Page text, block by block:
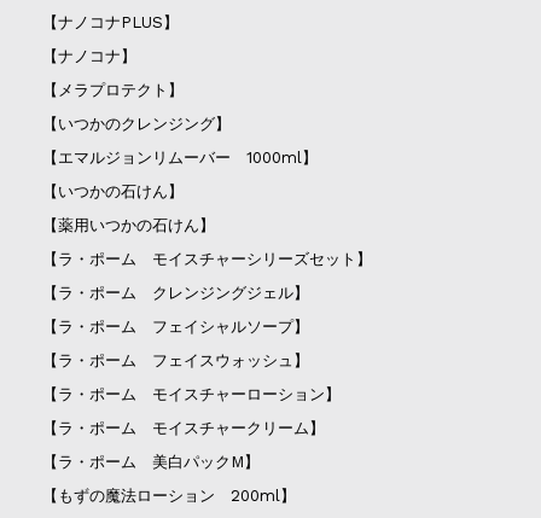
【ナノコナPLUS】
【ナノコナ】
【メラプロテクト】
【いつかのクレンジング】
【エマルジョンリムーバー 1000ml】
【いつかの石けん】
【薬用いつかの石けん】
【ラ・ポーム モイスチャーシリーズセット】
【ラ・ポーム クレンジングジェル】
【ラ・ポーム フェイシャルソープ】
【ラ・ポーム フェイスウォッシュ】
【ラ・ポーム モイスチャーローション】
【ラ・ポーム モイスチャークリーム】
【ラ・ポーム 美白パックM】
【もずの魔法ローション 200ml】